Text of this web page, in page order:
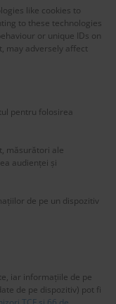
like cookies to
to these technologies
or unique IDs on
may adversely affect
pentru folosirea
măsurători ale
audienței și
de pe un dispozitiv
iar informațiile de pe
de pe dispozitiv) pot fi